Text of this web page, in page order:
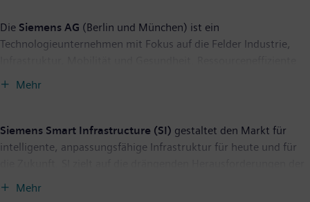
Die Siemens AG (Berlin und München) ist ein
Technologieunternehmen mit Fokus auf die Felder Industrie,
Unternehmen unterstützt seine Kunden mit Technologien, die
ihnen konkreten Nutzen bieten. Durch die Kombination der
damit den Alltag für Milliarden von Menschen. Siemens ist
Mehr
Siemens Smart Infrastructure (SI) gestaltet den Markt für
intelligente, anpassungsfähige Infrastruktur für heute und für
Mehr